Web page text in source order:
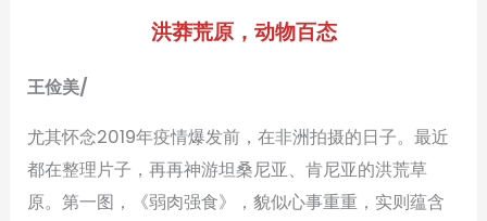
洪莽荒原，动物百态
王俭美/
尤其怀念2019年疫情爆发前，在非洲拍摄的日子。最近
都在整理片子，再再神游坦桑尼亚、肯尼亚的洪荒草
原。第一图，《弱肉强食》，貌似心事重重，实则蕴含